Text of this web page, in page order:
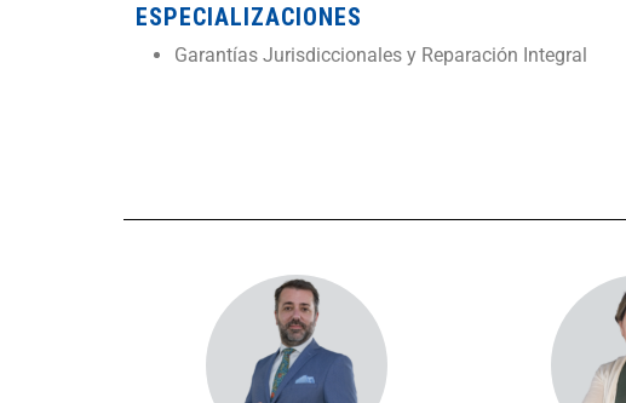
ESPECIALIZACIONES
Garantías Jurisdiccionales y Reparación Integral